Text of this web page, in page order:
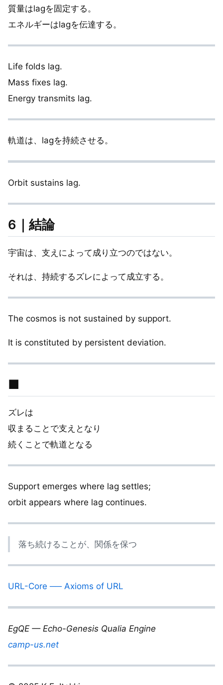
質量はlagを固定する。
エネルギーはlagを伝達する。
Life folds lag.
Mass fixes lag.
Energy transmits lag.
軌道は、lagを持続させる。
Orbit sustains lag.
6｜結論
宇宙は、支えによって成り立つのではない。
それは、持続するズレによって成立する。
The cosmos is not sustained by support.
It is constituted by persistent deviation.
■
ズレは
収まることで支えとなり
続くことで軌道となる
Support emerges where lag settles;
orbit appears where lag continues.
落ち続けることが、関係を保つ
URL-Core ── Axioms of URL
EgQE — Echo-Genesis Qualia Engine
camp-us.net